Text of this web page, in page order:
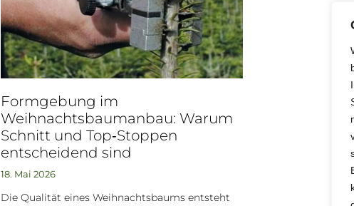
Formgebung im
Weihnachtsbaumanbau: Warum
Schnitt und Top‑Stoppen
entscheidend sind
18. Mai 2026
Die Qualität eines Weihnachtsbaums entsteht